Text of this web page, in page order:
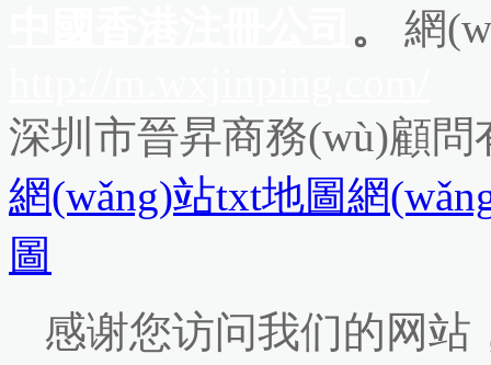
。
網
深圳市晉昇商務(wù)顧
網(wǎng)站txt地圖網
圖
感谢您访问我们的网站